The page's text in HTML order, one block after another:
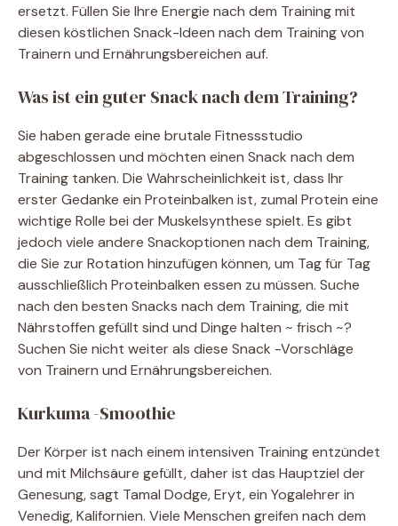
ersetzt. Füllen Sie Ihre Energie nach dem Training mit
diesen köstlichen Snack-Ideen nach dem Training von
Trainern und Ernährungsbereichen auf.
Was ist ein guter Snack nach dem Training?
Sie haben gerade eine brutale Fitnessstudio
abgeschlossen und möchten einen Snack nach dem
Training tanken. Die Wahrscheinlichkeit ist, dass Ihr
erster Gedanke ein Proteinbalken ist, zumal Protein eine
wichtige Rolle bei der Muskelsynthese spielt. Es gibt
jedoch viele andere Snackoptionen nach dem Training,
die Sie zur Rotation hinzufügen können, um Tag für Tag
ausschließlich Proteinbalken essen zu müssen. Suche
nach den besten Snacks nach dem Training, die mit
Nährstoffen gefüllt sind und Dinge halten ~ frisch ~?
Suchen Sie nicht weiter als diese Snack -Vorschläge
von Trainern und Ernährungsbereichen.
Kurkuma -Smoothie
Der Körper ist nach einem intensiven Training entzündet
und mit Milchsäure gefüllt, daher ist das Hauptziel der
Genesung, sagt Tamal Dodge, Eryt, ein Yogalehrer in
Venedig, Kalifornien. Viele Menschen greifen nach dem